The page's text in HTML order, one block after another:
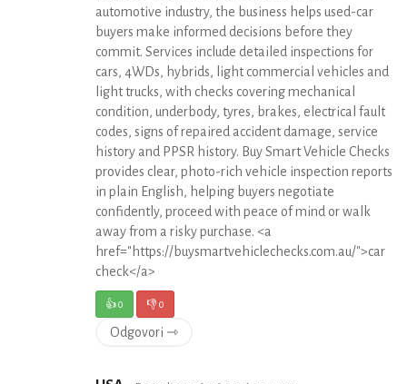
automotive industry, the business helps used-car
buyers make informed decisions before they
commit. Services include detailed inspections for
cars, 4WDs, hybrids, light commercial vehicles and
light trucks, with checks covering mechanical
condition, underbody, tyres, brakes, electrical fault
codes, signs of repaired accident damage, service
history and PPSR history. Buy Smart Vehicle Checks
provides clear, photo-rich vehicle inspection reports
in plain English, helping buyers negotiate
confidently, proceed with peace of mind or walk
away from a risky purchase. <a
href="https://buysmartvehiclechecks.com.au/">car
check</a>
👍0 👎0
Odgovori ⇾